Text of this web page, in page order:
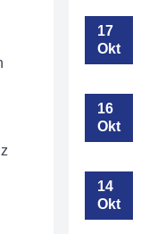
17
Okt
16
Okt
14
Okt